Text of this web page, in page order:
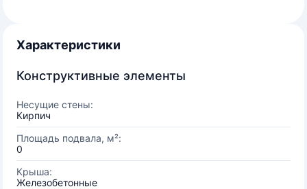
Характеристики
Конструктивные элементы
Несущие стены:
Кирпич
Площадь подвала, м²:
0
Крыша:
Железобетонные